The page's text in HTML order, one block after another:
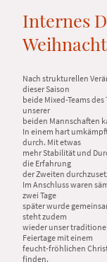
Internes
Nach strukturellen
dieser Saison
beide Mixed-Teams
unserer
beiden Mannschaften
In einem hart
durch. Mit etwas
mehr Stabilität und
die Erfahrung
der Zweiten
Im Anschluss waren
zwei Tage
später wurde
steht zudem
wieder unser
Feiertage mit einem
feucht-fröhlichen
finden.